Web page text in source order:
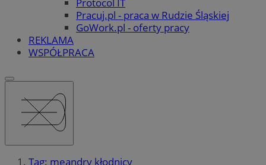
Pracuj.pl - praca w Rudzie Śląskiej
GoWork.pl - oferty pracy
REKLAMA
WSPÓŁPRACA
Tag: meandry kłodnicy